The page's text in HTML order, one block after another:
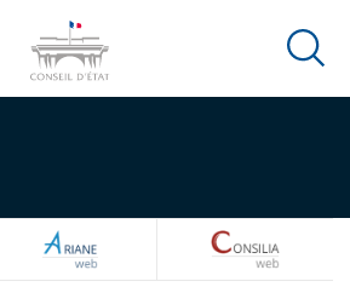
Ouvrir
ARIANEWEB